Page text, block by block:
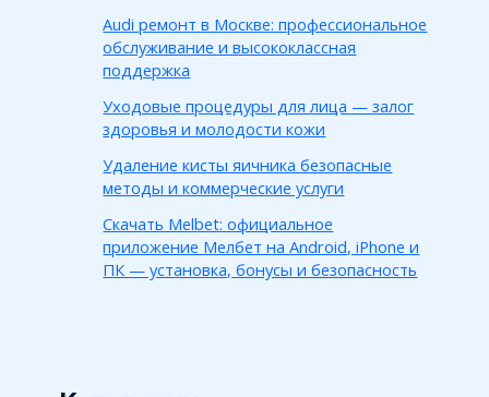
Audi ремонт в Москве: профессиональное
обслуживание и высококлассная
поддержка
Уходовые процедуры для лица — залог
здоровья и молодости кожи
Удаление кисты яичника безопасные
методы и коммерческие услуги
Скачать Melbet: официальное
приложение Мелбет на Android, iPhone и
ПК — установка, бонусы и безопасность